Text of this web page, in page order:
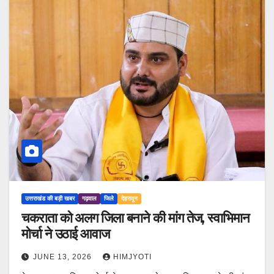
उत्तराखंड की बड़ी खबर गढ़वाल जिले देहरादून
चकराता को अलग जिला बनाने की मांग तेज, स्वाभिमान
मोर्चा ने उठाई आवाज
JUNE 13, 2026 HIMJYOTI